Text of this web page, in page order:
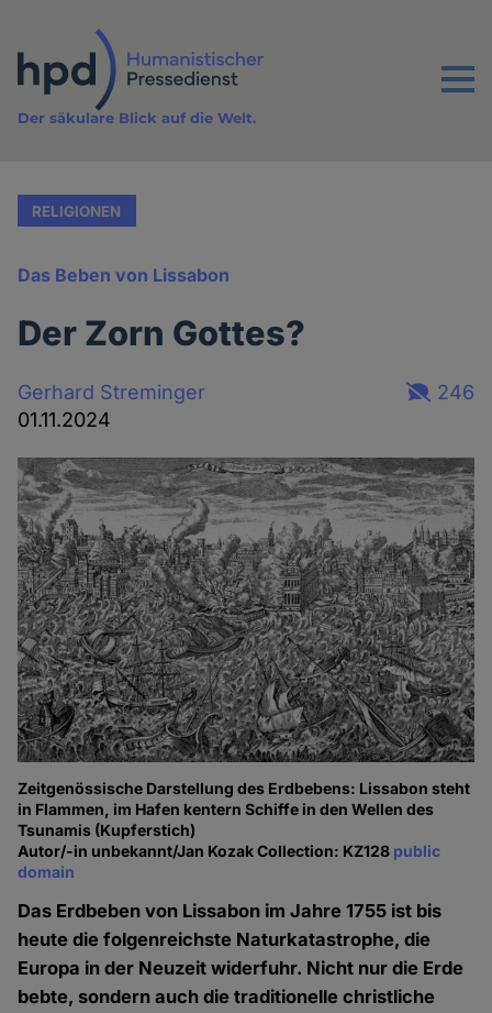
Inhalt
Menu
Der säkulare Blick auf die Welt.
RELIGIONEN
Das Beben von Lissabon
Der Zorn Gottes?
Gerhard Streminger
01.11.2024
246
Zeitgenössische Darstellung des Erdbebens: Lissabon steht
in Flammen, im Hafen kentern Schiffe in den Wellen des
Tsunamis (Kupferstich)
Autor/-in unbekannt/Jan Kozak Collection: KZ128 public
domain
Das Erdbeben von Lissabon im Jahre 1755 ist bis
heute die folgenreichste Naturkatastrophe, die
Europa in der Neuzeit widerfuhr. Nicht nur die Erde
bebte, sondern auch die traditionelle christliche